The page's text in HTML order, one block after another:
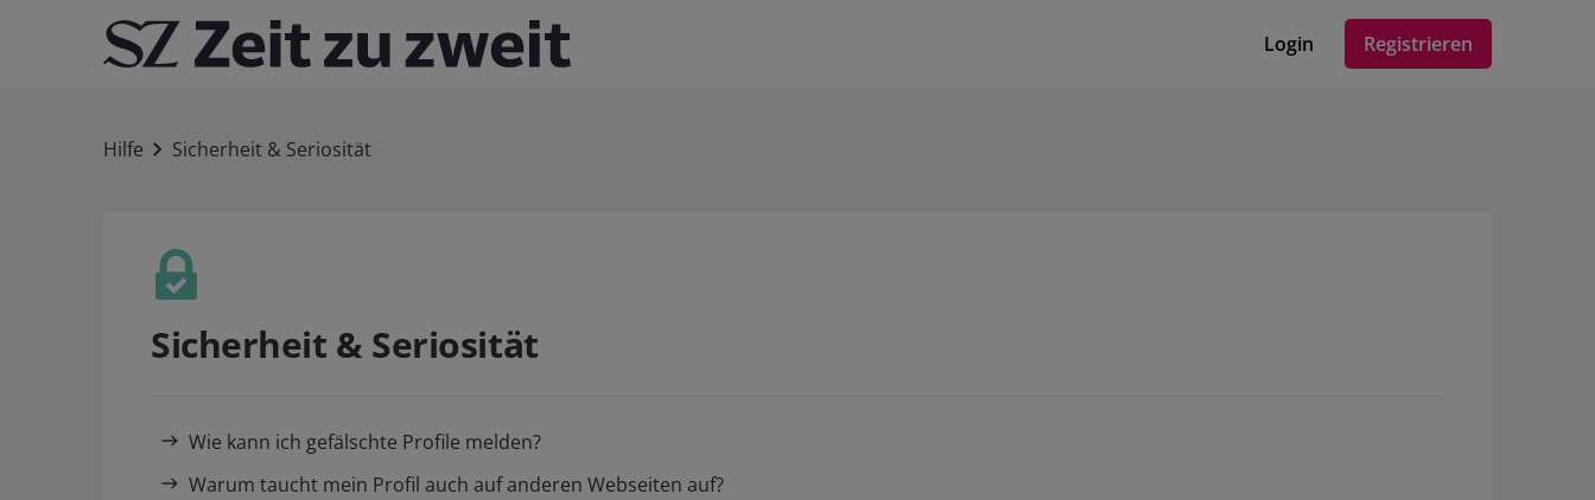
Login Registrieren
Hilfe Sicherheit & Seriosität
Sicherheit & Seriosität
Wie kann ich gefälschte Profile melden?
Warum taucht mein Profil auch auf anderen Webseiten auf?